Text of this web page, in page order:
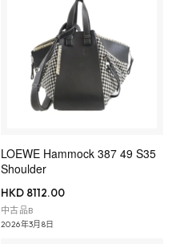
LOEWE Hammock 387 49 S35
Shoulder
HKD 8112.00
中古品B
2026年3月8日